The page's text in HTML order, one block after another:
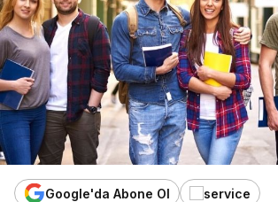
Google'da Abone Ol